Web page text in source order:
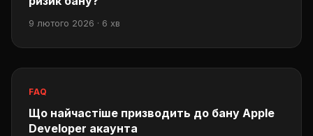
9 лютого 2026 · 6 хв
FAQ
Що найчастіше призводить до бану Apple
Developer акаунта